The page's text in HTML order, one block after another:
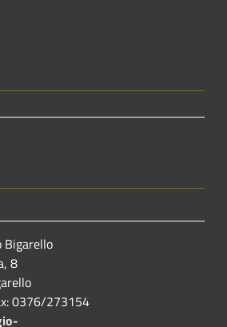
Bigarello
8
0376/273154